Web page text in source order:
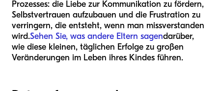
Prozesses: die Liebe zur Kommunikation zu fördern,
Selbstvertrauen aufzubauen und die Frustration zu
verringern, die entsteht, wenn man missverstanden
wird.Sehen Sie, was andere Eltern sagendarüber,
wie diese kleinen, täglichen Erfolge zu großen
Veränderungen im Leben ihres Kindes führen.